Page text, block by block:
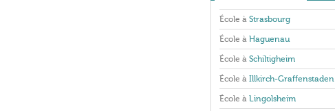
École à Strasbourg
École à Haguenau
École à Schiltigheim
École à Illkirch-Graffenstaden
École à Lingolsheim